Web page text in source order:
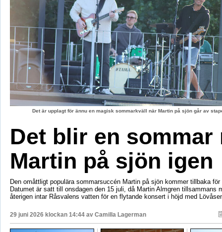
Det är upplagt för ännu en magisk sommarkväll när Martin på sjön går av
Det blir en sommar
Martin på sjön igen
Den omåttligt populära sommarsuccén Martin på sjön kommer tillbaka
Datumet är satt till onsdagen den 15 juli, då Martin Almgren tillsammans
återigen intar Råsvalens vatten för en flytande konsert i höjd med
29 juni 2026 klockan 14:44 av Camilla Lagerman